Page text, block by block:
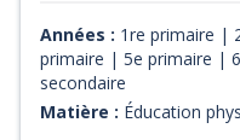
Années : 1re primaire |
primaire | 5e primaire |
secondaire
Matière : Éducation